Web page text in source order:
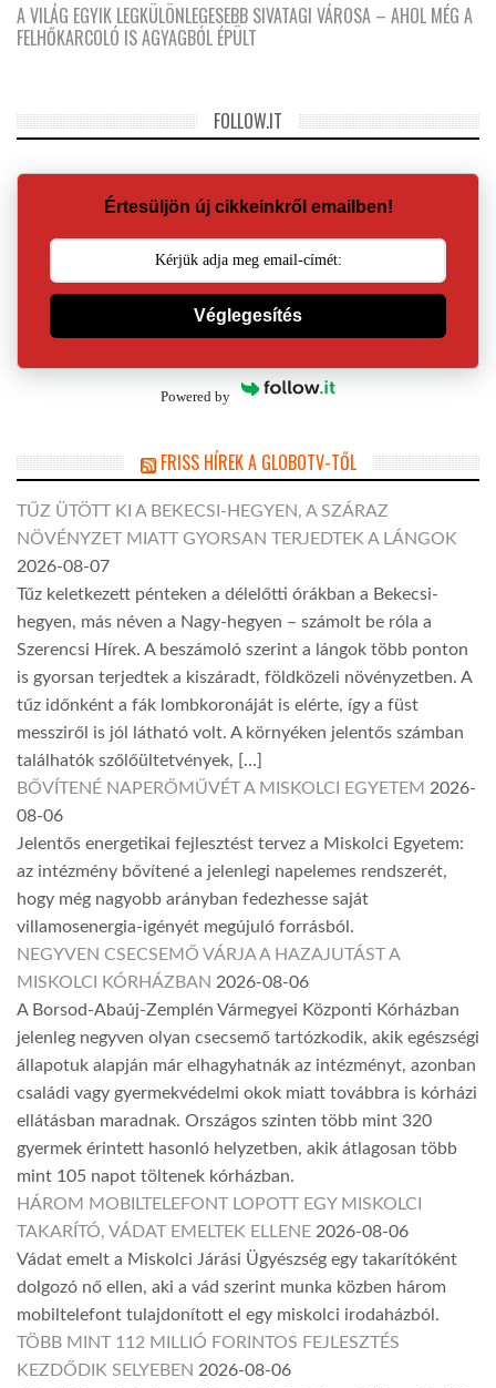
A VILÁG EGYIK LEGKÜLÖNLEGESEBB SIVATAGI VÁROSA – AHOL MÉG A
FELHŐKARCOLÓ IS AGYAGBÓL ÉPÜLT
FOLLOW.IT
Értesüljön új cikkeinkről emailben!
Véglegesítés
Powered by
FRISS HÍREK A GLOBOTV-TŐL
TŰZ ÜTÖTT KI A BEKECSI-HEGYEN, A SZÁRAZ
NÖVÉNYZET MIATT GYORSAN TERJEDTEK A LÁNGOK
2026-08-07
Tűz keletkezett pénteken a délelőtti órákban a Bekecsi-
hegyen, más néven a Nagy-hegyen – számolt be róla a
Szerencsi Hírek. A beszámoló szerint a lángok több ponton
is gyorsan terjedtek a kiszáradt, földközeli növényzetben. A
tűz időnként a fák lombkoronáját is elérte, így a füst
messziről is jól látható volt. A környéken jelentős számban
találhatók szőlőültetvények, […]
BŐVÍTENÉ NAPERŐMŰVÉT A MISKOLCI EGYETEM 2026-
08-06
Jelentős energetikai fejlesztést tervez a Miskolci Egyetem:
az intézmény bővítené a jelenlegi napelemes rendszerét,
hogy még nagyobb arányban fedezhesse saját
villamosenergia-igényét megújuló forrásból.
NEGYVEN CSECSEMŐ VÁRJA A HAZAJUTÁST A
MISKOLCI KÓRHÁZBAN 2026-08-06
A Borsod-Abaúj-Zemplén Vármegyei Központi Kórházban
jelenleg negyven olyan csecsemő tartózkodik, akik egészségi
állapotuk alapján már elhagyhatnák az intézményt, azonban
családi vagy gyermekvédelmi okok miatt továbbra is kórházi
ellátásban maradnak. Országos szinten több mint 320
gyermek érintett hasonló helyzetben, akik átlagosan több
mint 105 napot töltenek kórházban.
HÁROM MOBILTELEFONT LOPOTT EGY MISKOLCI
TAKARÍTÓ, VÁDAT EMELTEK ELLENE 2026-08-06
Vádat emelt a Miskolci Járási Ügyészség egy takarítóként
dolgozó nő ellen, aki a vád szerint munka közben három
mobiltelefont tulajdonított el egy miskolci irodaházból.
TÖBB MINT 112 MILLIÓ FORINTOS FEJLESZTÉS
KEZDŐDIK SELYEBEN 2026-08-06